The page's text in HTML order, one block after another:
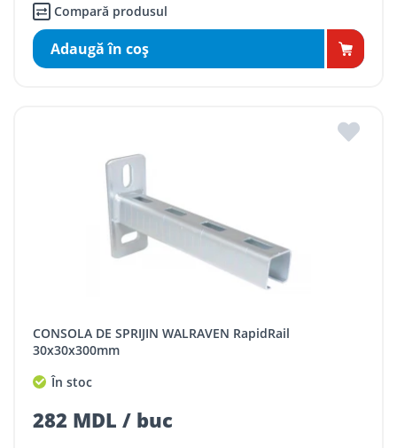
Compară produsul
Adaugă în coş
CONSOLA DE SPRIJIN WALRAVEN RapidRail
30x30x300mm
În stoc
282 MDL / buc